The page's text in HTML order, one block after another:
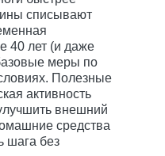
списывают
40 лет (и даже
меры по
Полезные
активность
внешний
средства
шага без